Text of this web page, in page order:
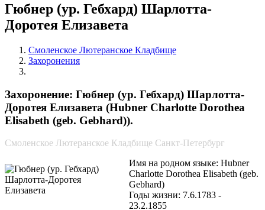
Гюбнер (ур. Гебхард) Шарлотта-
Доротея Елизавета
Смоленское Лютеранское Кладбище
Захоронения
Захоронение: Гюбнер (ур. Гебхард) Шарлотта-
Доротея Елизавета (Hubner Charlotte Dorothea
Elisabeth (geb. Gebhard)).
Смоленское Лютеранское Кладбище Санкт-Петербург
Имя на родном языке: Hubner
Charlotte Dorothea Elisabeth (geb.
Gebhard)
Годы жизни: 7.6.1783 -
23.2.1855